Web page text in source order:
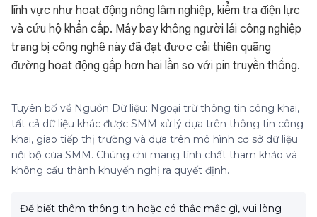
lĩnh vực như hoạt động nông lâm nghiệp, kiểm tra điện lực
và cứu hộ khẩn cấp. Máy bay không người lái công nghiệp
trang bị công nghệ này đã đạt được cải thiện quãng
đường hoạt động gấp hơn hai lần so với pin truyền thống.
Tuyên bố về Nguồn Dữ liệu: Ngoại trừ thông tin công khai,
tất cả dữ liệu khác được SMM xử lý dựa trên thông tin công
khai, giao tiếp thị trường và dựa trên mô hình cơ sở dữ liệu
nội bộ của SMM. Chúng chỉ mang tính chất tham khảo và
không cấu thành khuyến nghị ra quyết định.
Để biết thêm thông tin hoặc có thắc mắc gì, vui lòng